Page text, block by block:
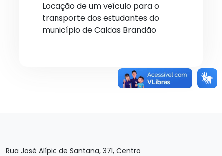
Locação de um veículo para o
transporte dos estudantes do
município de Caldas Brandão
Rua José Alípio de Santana, 371, Centro